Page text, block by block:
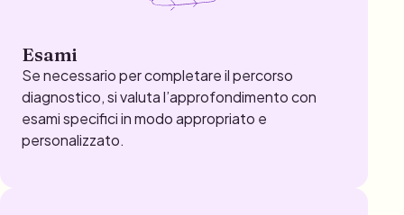
Esami
Se necessario per completare il percorso
diagnostico, si valuta l’approfondimento con
esami specifici in modo appropriato e
personalizzato.